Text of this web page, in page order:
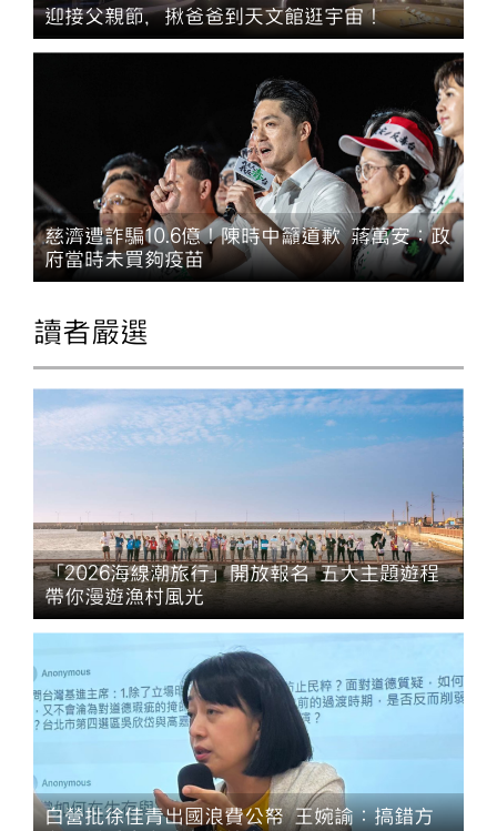
迎接父親節，揪爸爸到天文館逛宇宙！
慈濟遭詐騙10.6億！陳時中籲道歉 蔣萬安：政
府當時未買夠疫苗
讀者嚴選
「2026海線潮旅行」開放報名 五大主題遊程
帶你漫遊漁村風光
白營批徐佳青出國浪費公帑 王婉諭：搞錯方